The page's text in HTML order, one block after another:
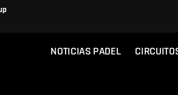
NOTICIAS PADEL